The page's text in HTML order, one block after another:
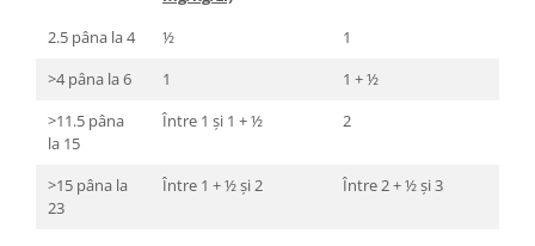
2.5 pâna la 4 ½
1
>4 pâna la 6
1
1 + ½
>11.5 pâna
la 15
Între 1 și 1 + ½ 2
>15 pâna la
23
Între 1 + ½ și 2 Între 2 + ½ și 3